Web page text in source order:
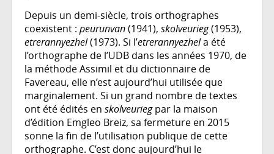
Depuis un demi-siècle, trois orthographes
coexistent : peurunvan(1941), skolveurieg(1953),
etrerannyezhel(1973). Si l’etrerannyezhela été
l’orthographe de l’UDB dans les années 1970, de
la méthode Assimil et du dictionnaire de
Favereau, elle n’est aujourd’hui utilisée que
marginalement. Si un grand nombre de textes
ont été édités en skolveuriegpar la maison
d’édition Emgleo Breiz, sa fermeture en 2015
sonne la fin de l’utilisation publique de cette
orthographe. C’est donc aujourd’hui le